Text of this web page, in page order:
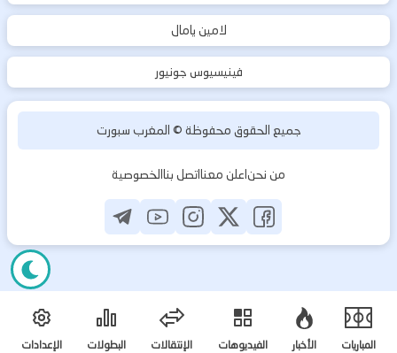
لامين يامال
فينيسيوس جونيور
جميع الحقوق محفوظة ©المغرب سبورت
من نحناعلن معنااتصل بناالخصوصية
المباريات الأخبار الفيديوهات الإنتقالات البطولات الإعدادات